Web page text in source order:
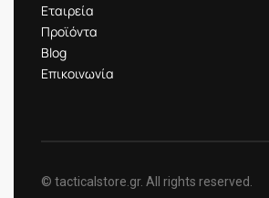
Εταιρεία
Προϊόντα
Blog
Επικοινωνία
© tacticalstore.gr. All rights reserved.